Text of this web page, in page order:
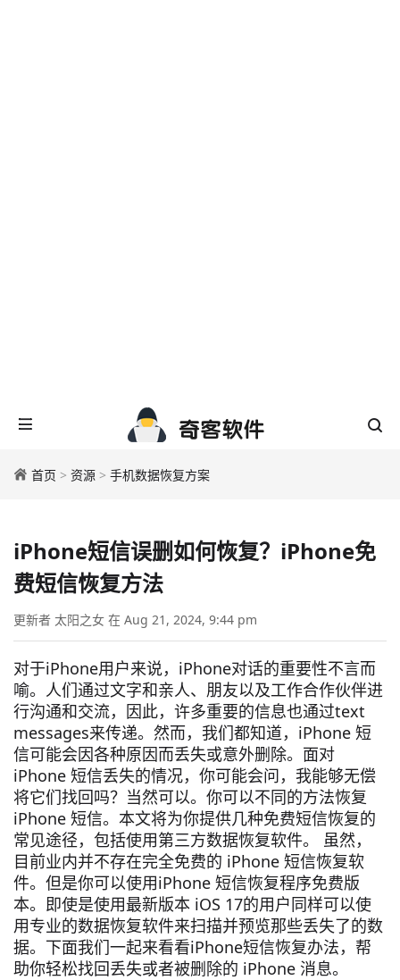
首页 > 资源 > 手机数据恢复方案
iPhone短信误删如何恢复？iPhone免
费短信恢复方法
更新者 太阳之女 在 Aug 21, 2024, 9:44 pm
对于iPhone用户来说，iPhone对话的重要性不言而
喻。人们通过文字和亲人、朋友以及工作合作伙伴进
行沟通和交流，因此，许多重要的信息也通过text
messages来传递。然而，我们都知道，iPhone 短
信可能会因各种原因而丢失或意外删除。面对
iPhone 短信丢失的情况，你可能会问，我能够无偿
将它们找回吗？当然可以。你可以不同的方法恢复
iPhone 短信。本文将为你提供几种免费短信恢复的
常见途径，包括使用第三方数据恢复软件。 虽然，
目前业内并不存在完全免费的 iPhone 短信恢复软
件。但是你可以使用iPhone 短信恢复程序免费版
本。即使是使用最新版本 iOS 17的用户同样可以使
用专业的数据恢复软件来扫描并预览那些丢失了的数
据。下面我们一起来看看iPhone短信恢复办法，帮
助你轻松找回丢失或者被删除的 iPhone 消息。